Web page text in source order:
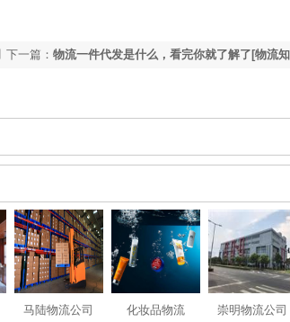
下一篇： 物流一件代发是什么，看完你就了解了[物流知
马陆物流公司 化妆品物流 崇明物流公司